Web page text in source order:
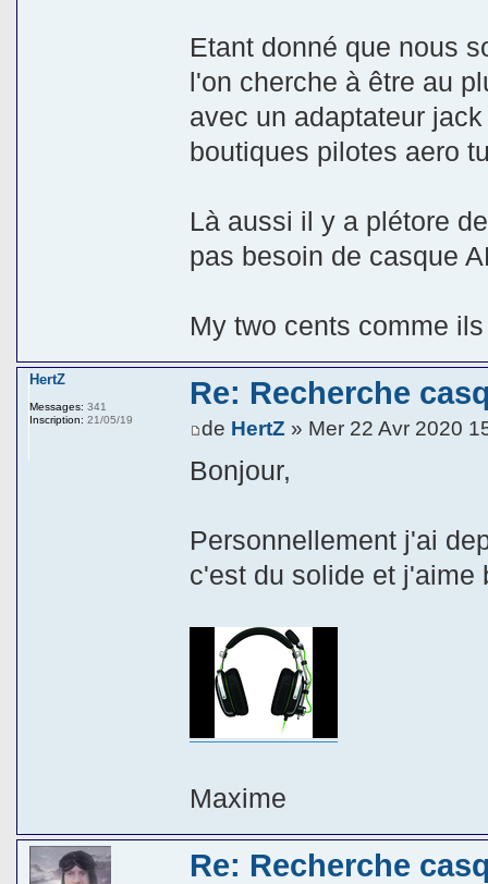
Etant donné que nous
l'on cherche à être au
avec un adaptateur
boutiques pilotes aero
Là aussi il y a plétore
pas besoin de casque
My two cents comme
Re: Recherche
de HertZ » Mer 22 Avr 2020
Bonjour,
Personnellement j'ai
c'est du solide et j'aime
Maxime
HertZ
Messages: 341
Inscription: 21/05/19
Re: Recherche